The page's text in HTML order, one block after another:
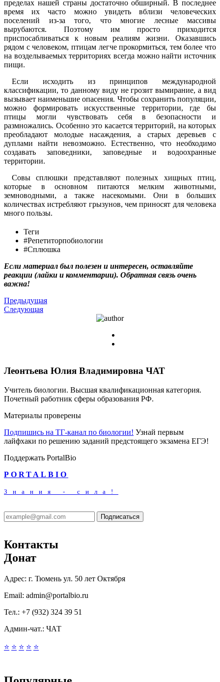
пределах нашей страны достаточно обширный. В последнее
время их часто можно увидеть вблизи человеческих
поселений из-за того, что многие лесные массивы
вырубаются. Поэтому им просто приходится
приспосабливаться к новым реалиям жизни. Оказавшись
рядом с человеком, птицам легче прокормиться, тем более что
на возделываемых территориях всегда можно найти источник
пищи.
Если исходить из принципов международной
классификации, то данному виду не грозит вымирание, а вид
вызывает наименьшие опасения. Чтобы сохранить популяции,
можно формировать искусственные территории, где бы
птицы могли чувствовать себя в безопасности и
размножались. Особенно это касается территорий, на которых
преобладают молодые насаждения, а старых деревьев с
дуплами найти невозможно. Естественно, что необходимо
создавать заповедники, заповедные и водоохранные
территории.
Совы сплюшки представляют полезных хищных птиц,
которые в основном питаются мелким животными,
земноводными, а также насекомыми. Они в больших
количествах истребляют грызунов, чем приносят для человека
много пользы.
Теги
#Репетиторпобиологии
#Сплюшка
Если материал был полезен и интересен, оставляйте
реакции (лайки и комментарии). Обратная связь очень
важна!
Предыдущая
Следующая
Леонтьева Юлия Владимировна ЧАТ
Учитель биологии. Высшая квалификационная категория.
Почетный работник сферы образования РФ.
Материалы проверены
Подпишись на ТГ-канал по биологии! Узнай первым
лайфхаки по решению заданий предстоящего экзамена ЕГЭ!
Поддержать PortalBio
PORTALBIO
Знания - сила!
Подписаться
Контакты
Донат
Адрес: г. Тюмень ул. 50 лет Октября
Email: admin@portalbio.ru
Тел.: +7 (932) 324 39 51
Админ-чат.: ЧАТ
⭐ ⭐ ⭐ ⭐ ⭐